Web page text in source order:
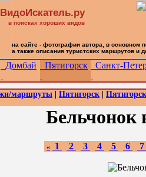
Домбай Пятигорск Санкт-
маршруты Пятигорск
Бельчонок
« 1 2 3 4 5 6 7
ВидоИскатель.ру
в поисках хороших видов
на сайте - фотографии автора, в основном
а также описания туристских маршрутов и